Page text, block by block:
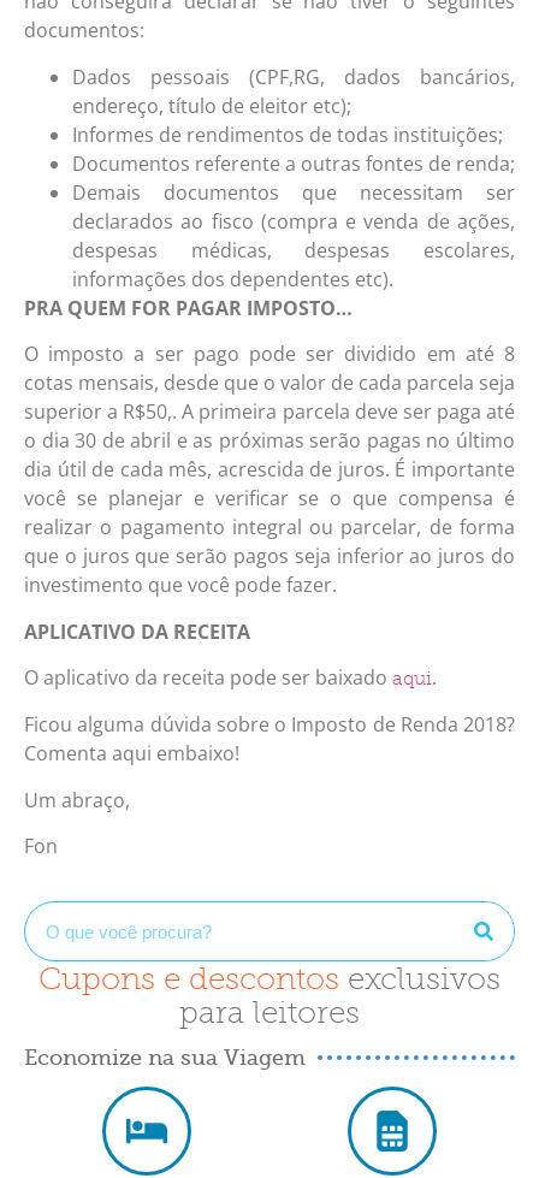
documentos:
Dados pessoais (CPF,RG, dados bancários,
endereço, título de eleitor etc);
Informes de rendimentos de todas instituições;
Documentos referente a outras fontes de renda;
Demais documentos que necessitam ser
declarados ao fisco (compra e venda de ações,
despesas médicas, despesas escolares,
informações dos dependentes etc).
PRA QUEM FOR PAGAR IMPOSTO…
O imposto a ser pago pode ser dividido em até 8
cotas mensais, desde que o valor de cada parcela seja
superior a R$50,. A primeira parcela deve ser paga até
o dia 30 de abril e as próximas serão pagas no último
dia útil de cada mês, acrescida de juros. É importante
você se planejar e verificar se o que compensa é
realizar o pagamento integral ou parcelar, de forma
que o juros que serão pagos seja inferior ao juros do
investimento que você pode fazer.
APLICATIVO DA RECEITA
O aplicativo da receita pode ser baixado aqui.
Ficou alguma dúvida sobre o Imposto de Renda 2018?
Comenta aqui embaixo!
Um abraço,
Fon
Cupons e descontos exclusivos
para leitores
Economize na sua Viagem